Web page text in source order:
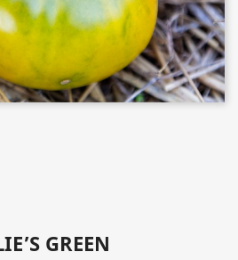
GREEN